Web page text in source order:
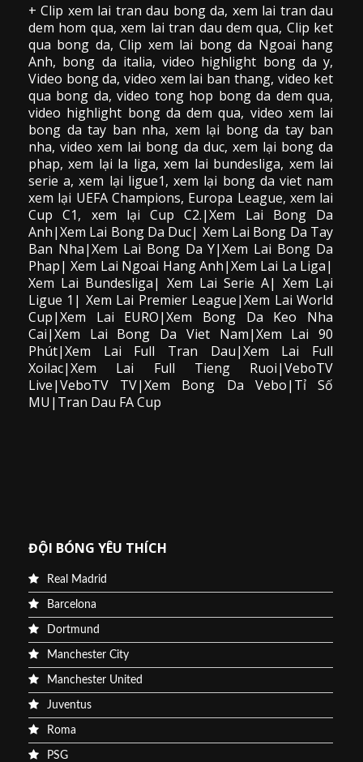
+ Clip xem lai tran dau bong da, xem lai tran dau
dem hom qua, xem lai tran dau dem qua, Clip ket
qua bong da, Clip xem lai bong da Ngoai hang
Anh, bong da italia, video highlight bong da y,
Video bong da,video xem lai ban thang, video ket
qua bong da, video tong hop bong da dem qua,
video highlight bong da dem qua, video xem lai
bong da tay ban nha, xem lại bong da tay ban
nha,video xem lai bong da duc, xem lại bong da
phap, xem lại la liga, xem lai bundesliga, xem lai
serie a, xem lại ligue1, xem lại bong da viet nam
xem lại UEFA Champions, Europa League, xem lai
Cup C1, xem lại Cup C2.|Xem Lai Bong Da
Anh|Xem Lai Bong Da Duc| Xem Lai Bong Da Tay
Ban Nha|Xem Lai Bong Da Y|Xem Lai Bong Da
Phap| Xem Lai Ngoai Hang Anh|Xem Lai La Liga|
Xem Lai Bundesliga| Xem Lai Serie A| Xem Lại
Ligue 1| Xem Lai Premier League|Xem Lai World
Cup|Xem Lai EURO|Xem Bong Da Keo Nha
Cai|Xem Lai Bong Da Viet Nam|Xem Lai 90
Phút|Xem Lai Full Tran Dau|Xem Lai Full
Xoilac|Xem Lai Full Tieng Ruoi|VeboTV
Live|VeboTV TV|Xem Bong Da Vebo|Tỉ Số
MU|Tran Dau FA Cup
ĐỘI BÓNG YÊU THÍCH
Real Madrid
Barcelona
Dortmund
Manchester City
Manchester United
Juventus
Roma
PSG